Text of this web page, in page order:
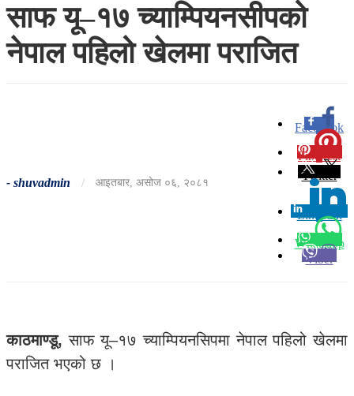
साफ यू–१७ च्याम्पियनसीपको
नेपाल पहिलो खेलमा पराजित
- shuvadmin / आइतबार, असोज ०६, २०८१
Facebook
0
Pinterest
Twitter
Linkedin
0
Whatsapp
Viber
काठमाण्डू, साफ यू–१७ च्याम्पियनसिपमा नेपाल पहिलो खेलमा
पराजित भएको छ ।